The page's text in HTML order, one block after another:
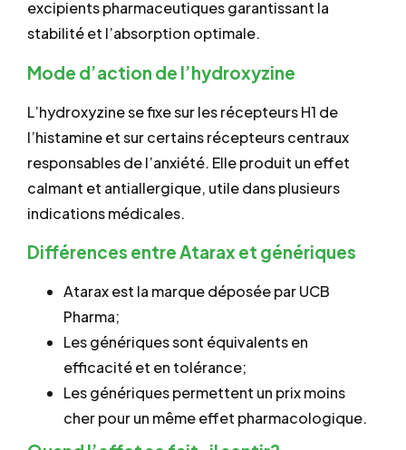
excipients pharmaceutiques garantissant la
stabilité et l’absorption optimale.
Mode d’action de l’hydroxyzine
L’hydroxyzine se fixe sur les récepteurs H1 de
l’histamine et sur certains récepteurs centraux
responsables de l’anxiété. Elle produit un effet
calmant et antiallergique, utile dans plusieurs
indications médicales.
Différences entre Atarax et génériques
Atarax est la marque déposée par UCB
Pharma;
Les génériques sont équivalents en
efficacité et en tolérance;
Les génériques permettent un prix moins
cher pour un même effet pharmacologique.